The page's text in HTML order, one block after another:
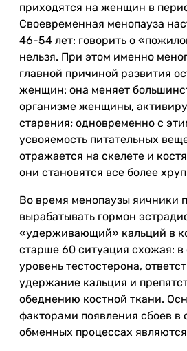
приходятся на женщин в
Своевременная менопауза
46-54 лет: говорить о
нельзя. При этом именно
главной причиной развития
женщин: она меняет
организме женщины,
старения; одновременно с
усвояемость питательных
отражается на скелете и
они становятся все более
Во время менопаузы яичники
вырабатывать гормон
«удерживающий» кальций в
старше 60 ситуация схожая: в
уровень тестостерона,
удержание кальция и
обеднению костной ткани.
факторами появления сбоев в
обменных процессах